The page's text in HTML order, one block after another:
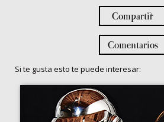
Compartir
Comentarios
Si te gusta esto te puede interesar: